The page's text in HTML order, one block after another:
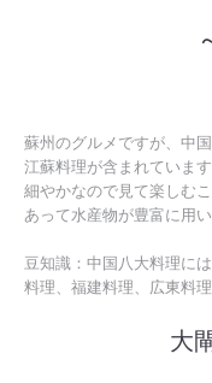
蘇州のグルメですが、中
江蘇料理が含まれていま
細やかなので見て楽しむ
あって水産物が豊富に用
豆知識：中国八大料理に
料理、福建料理、広東料
大